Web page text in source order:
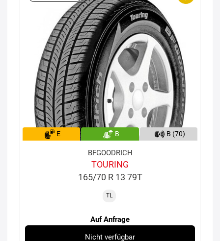
E B B (70)
BFGOODRICH
TOURING
165/70 R 13 79T
TL
Auf Anfrage
Nicht verfügbar